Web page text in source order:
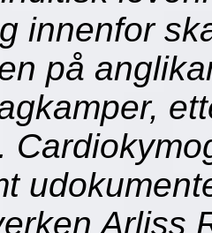
innenfor
på
Arliss